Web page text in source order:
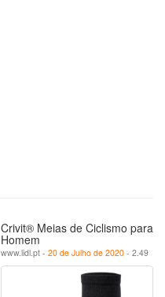
Crivit® Meias de Ciclismo para
Homem
www.lidl.pt - 20 de Julho de 2020 - 2.49